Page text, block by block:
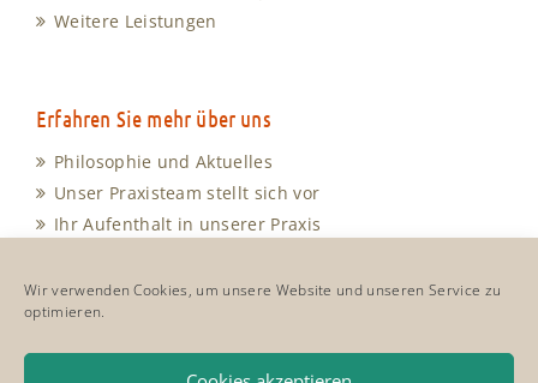
Wir verwenden Cookies, um unsere Website und unseren Service zu
optimieren.
Weitere Leistungen
Erfahren Sie mehr über uns
Philosophie und Aktuelles
Unser Praxisteam stellt sich vor
Ihr Aufenthalt in unserer Praxis
Anfahrt und Kontakt
Cookie-Richtlinie
Impressum & Datenschutz